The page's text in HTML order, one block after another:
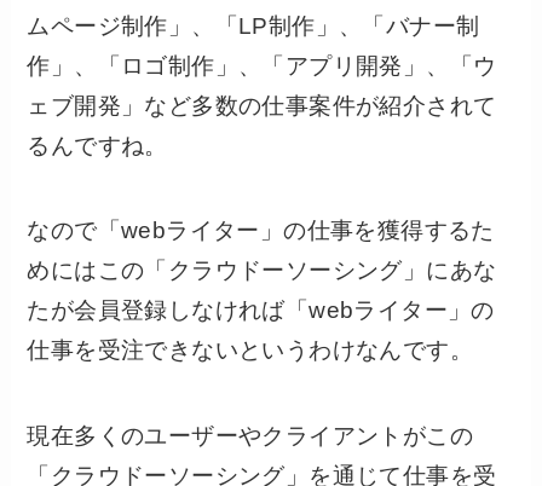
ムページ制作」、「LP制作」、「バナー制
作」、「ロゴ制作」、「アプリ開発」、「ウ
ェブ開発」など多数の仕事案件が紹介されて
るんですね。
なので「webライター」の仕事を獲得するた
めにはこの「クラウドーソーシング」にあな
たが会員登録しなければ「webライター」の
仕事を受注できないというわけなんです。
現在多くのユーザーやクライアントがこの
「クラウドーソーシング」を通じて仕事を受